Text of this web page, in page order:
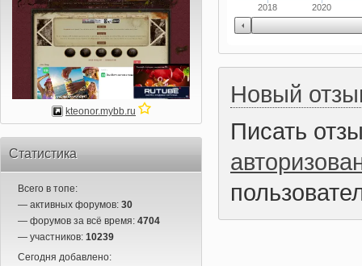
kteonor.mybb.ru
Статистика
Всего в топе:
— активных форумов: 30
— форумов за всё время: 4704
— участников: 10239
Сегодня добавлено:
2018 2020
Новый
Писать